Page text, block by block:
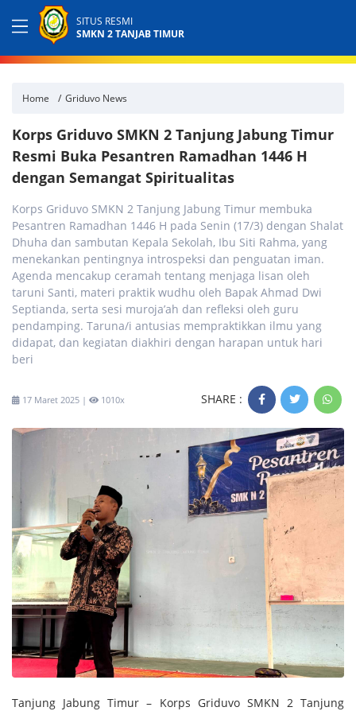
SITUS RESMI
SMKN 2 TANJAB TIMUR
Home Griduvo News
Korps Griduvo SMKN 2 Tanjung Jabung Timur
Resmi Buka Pesantren Ramadhan 1446 H
dengan Semangat Spiritualitas
Korps Griduvo SMKN 2 Tanjung Jabung Timur membuka
Pesantren Ramadhan 1446 H pada Senin (17/3) dengan Shalat
Dhuha dan sambutan Kepala Sekolah, Ibu Siti Rahma, yang
menekankan pentingnya introspeksi dan penguatan iman.
Agenda mencakup ceramah tentang menjaga lisan oleh
taruni Santi, materi praktik wudhu oleh Bapak Ahmad Dwi
Septianda, serta sesi muroja’ah dan refleksi oleh guru
pendamping. Taruna/i antusias mempraktikkan ilmu yang
didapat, dan kegiatan diakhiri dengan harapan untuk hari
beri
17 Maret 2025 | 1010x SHARE :
Tanjung Jabung Timur – Korps Griduvo SMKN 2 Tanjung